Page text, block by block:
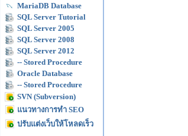
MariaDB Database
SQL Server Tutorial
SQL Server 2005
SQL Server 2008
SQL Server 2012
-- Stored Procedure
Oracle Database
-- Stored Procedure
SVN (Subversion)
แนวทางการทำ SEO
ปรับแต่งเว็บให้โหลดเร็ว